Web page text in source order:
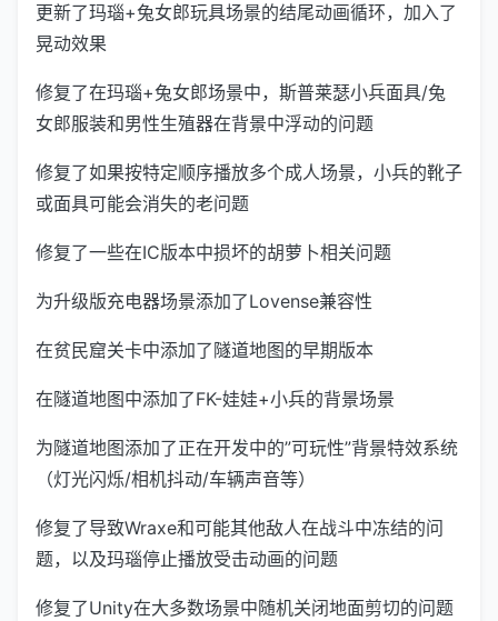
更新了玛瑙+兔女郎玩具场景的结尾动画循环，加入了
晃动效果
修复了在玛瑙+兔女郎场景中，斯普莱瑟小兵面具/兔
女郎服装和男性生殖器在背景中浮动的问题
修复了如果按特定顺序播放多个成人场景，小兵的靴子
或面具可能会消失的老问题
修复了一些在IC版本中损坏的胡萝卜相关问题
为升级版充电器场景添加了Lovense兼容性
在贫民窟关卡中添加了隧道地图的早期版本
在隧道地图中添加了FK-娃娃+小兵的背景场景
为隧道地图添加了正在开发中的”可玩性”背景特效系统
（灯光闪烁/相机抖动/车辆声音等）
修复了导致Wraxe和可能其他敌人在战斗中冻结的问
题，以及玛瑙停止播放受击动画的问题
修复了Unity在大多数场景中随机关闭地面剪切的问题